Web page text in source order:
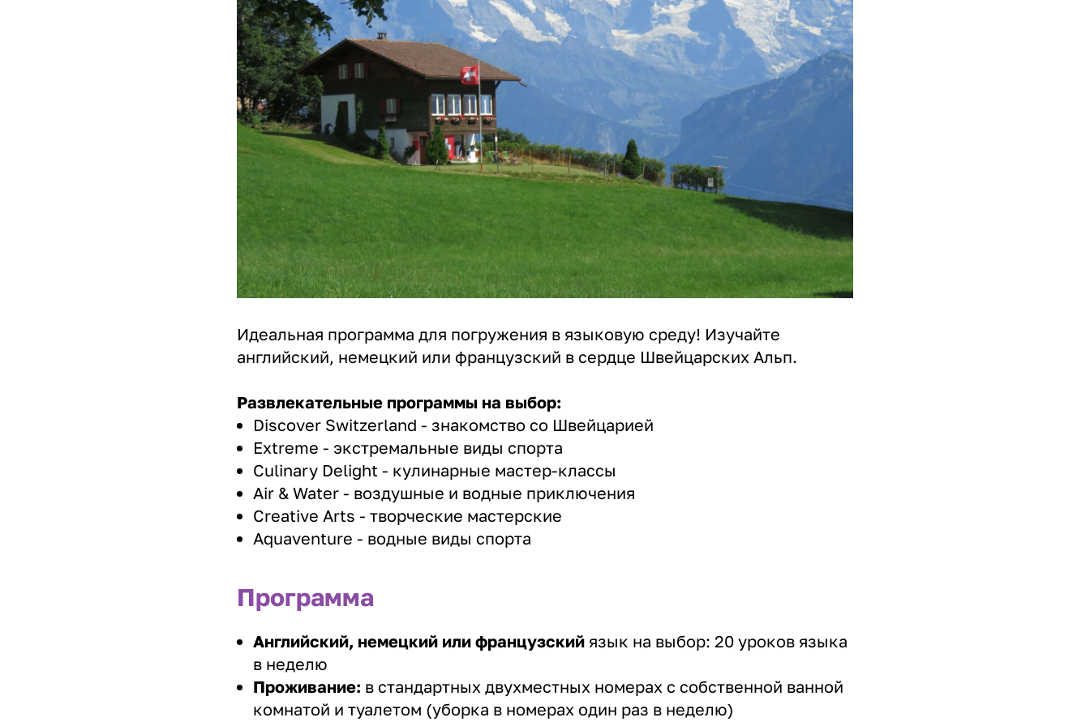
Идеальная программа для погружения в языковую среду! Изучайте
английский, немецкий или французский в сердце Швейцарских Альп.
Развлекательные программы на выбор:
Discover Switzerland - знакомство со Швейцарией
Extreme - экстремальные виды спорта
Culinary Delight - кулинарные мастер-классы
Air & Water - воздушные и водные приключения
Creative Arts - творческие мастерские
Aquaventure - водные виды спорта
Программа
Английский, немецкий или французский язык на выбор: 20 уроков языка
в неделю
Проживание: в стандартных двухместных номерах с собственной ванной
комнатой и туалетом (уборка в номерах один раз в неделю)